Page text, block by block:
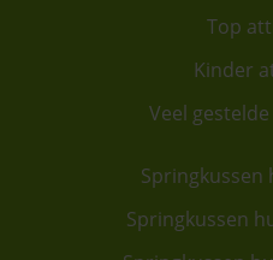
Top
Kinder
Veel
Springkussen